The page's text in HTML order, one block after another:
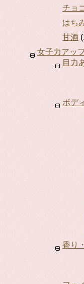
チョ
はち
甘酒
女子力アッ
目力
ボデ
香り